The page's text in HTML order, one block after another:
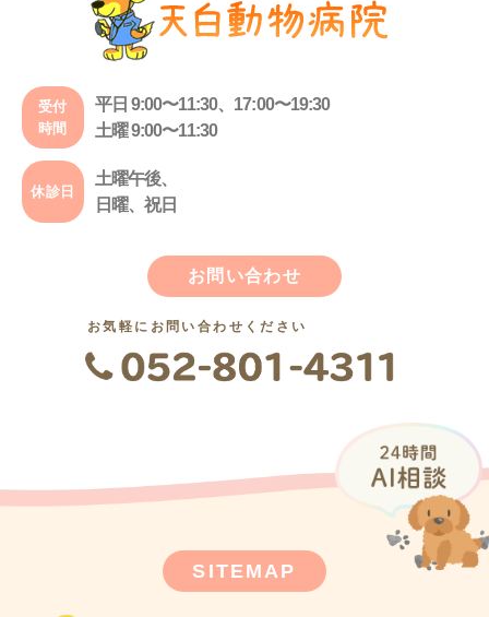
受付
時間
平日 9:00〜11:30、17:00〜19:30
土曜 9:00〜11:30
休診日
土曜午後、
日曜、祝日
お問い合わせ
お気軽にお問い合わせください
SITEMAP